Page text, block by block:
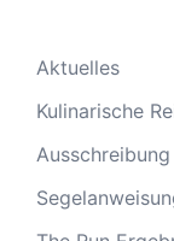
Aktuelles
Kulinarische
Ausschreibung